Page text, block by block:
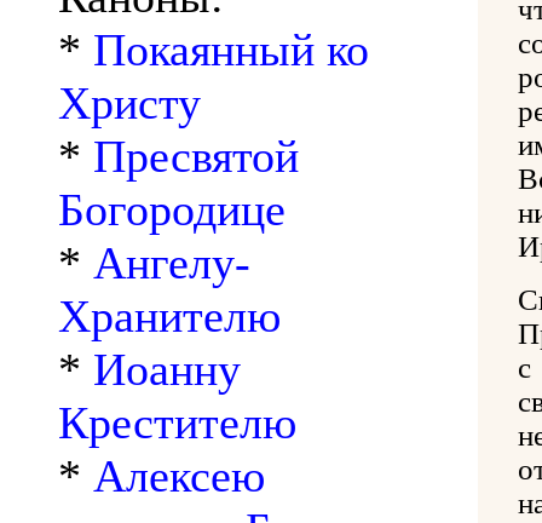
* Покаянный ко
Христу
* Пресвятой
Богородице
* Ангелу-
Хранителю
* Иоанну
Крестителю
* Алексею
с